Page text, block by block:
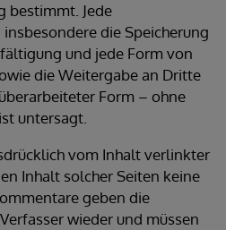
bestimmt. Jede
die Speicherung
und jede Form von
die Weitergabe an Dritte
Form – ohne
untersagt.
vom Inhalt verlinkter
Inhalt solcher Seiten keine
geben die
wieder und müssen